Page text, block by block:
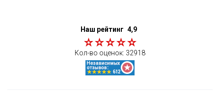
Наш рейтинг 4,9
Кол-во оценок: 32918